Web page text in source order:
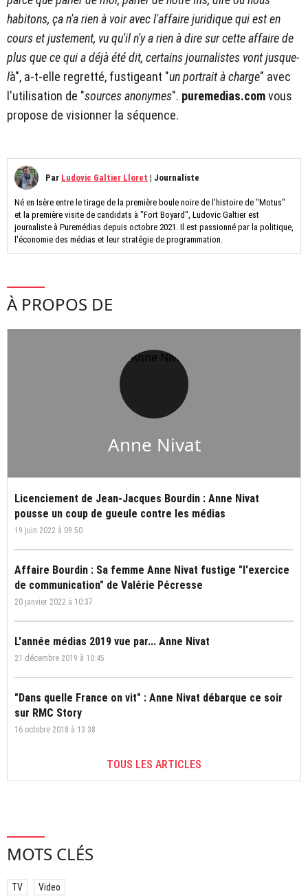
habitons, ça n'a rien à voir avec l'affaire juridique qui est en
cours et justement, vu qu'il n'y a rien à dire sur cette affaire de
plus que ce qui a déjà été dit, certains journalistes vont jusque-
là", a-t-elle regretté, fustigeant "un portrait à charge" avec
l'utilisation de "sources anonymes". puremedias.comvous
propose de visionner la séquence.
Par Ludovic Galtier Lloret | Journaliste
Né en Isère entre le tirage de la première boule noire de l'histoire de "Motus"
et la première visite de candidats à "Fort Boyard", Ludovic Galtier est
journaliste à Puremédias depuis octobre 2021. Il est passionné par la politique,
l'économie des médias et leur stratégie de programmation.
À PROPOS DE
Anne Nivat
Licenciement de Jean-Jacques Bourdin : Anne Nivat
pousse un coup de gueule contre les médias
19 juin 2022 à 09:50
Affaire Bourdin : Sa femme Anne Nivat fustige "l'exercice
de communication" de Valérie Pécresse
20 janvier 2022 à 10:37
L'année médias 2019 vue par... Anne Nivat
21 décembre 2019 à 10:45
"Dans quelle France on vit" : Anne Nivat débarque ce soir
sur RMC Story
16 octobre 2018 à 13:38
TOUS LES ARTICLES
MOTS CLÉS
TV Video